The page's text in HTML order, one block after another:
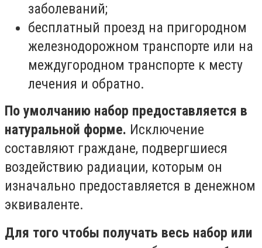
заболеваний;
бесплатный проезд на пригородном
железнодорожном транспорте или на
междугородном транспорте к месту
лечения и обратно.
По умолчанию набор предоставляется в
натуральной форме. Исключение
составляют граждане, подвергшиеся
воздействию радиации, которым он
изначально предоставляется в денежном
эквиваленте.
Для того чтобы получать весь набор или